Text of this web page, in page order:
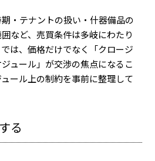
・テナントの扱い・什器備品の
など、売買条件は多岐にわたり
は、価格だけでなく「クロージ
ュール」が交渉の焦点になるこ
ール上の制約を事前に整理して
る